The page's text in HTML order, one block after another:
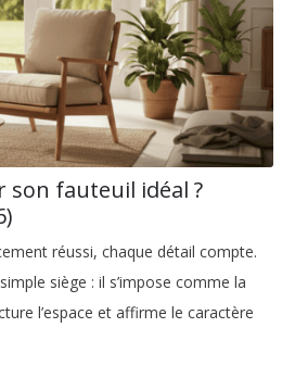
son fauteuil idéal ?
réussi, chaque détail compte.
siège : il s’impose comme la
l’espace et affirme le caractère